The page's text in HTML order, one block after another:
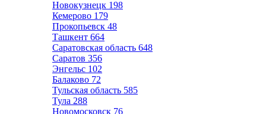
Новокузнецк 198
Кемерово 179
Прокопьевск 48
Ташкент 664
Саратовская область 648
Саратов 356
Энгельс 102
Балаково 72
Тульская область 585
Тула 288
Новомосковск 76